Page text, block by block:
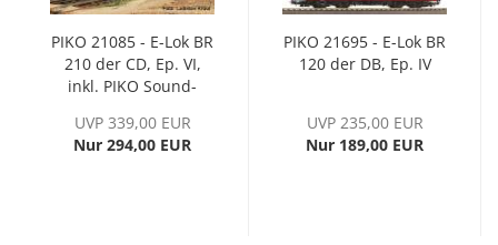
PIKO 21085 - E-Lok BR
210 der CD, Ep. VI,
inkl. PIKO Sound-
UVP 339,00 EUR
Nur 294,00 EUR
PIKO 21695 - E-Lok BR
120 der DB, Ep. IV
UVP 235,00 EUR
Nur 189,00 EUR